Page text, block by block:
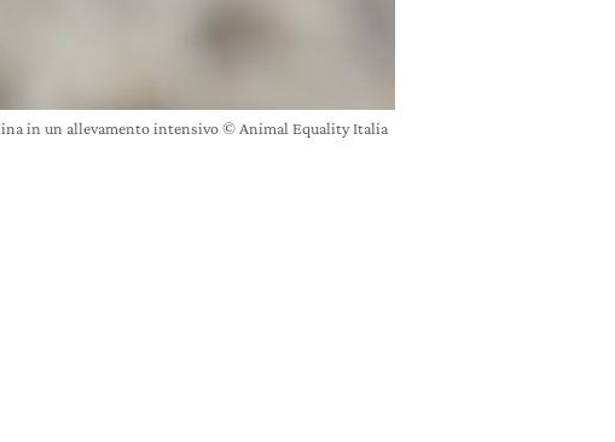
in un allevamento intensivo © Animal Equality Italia